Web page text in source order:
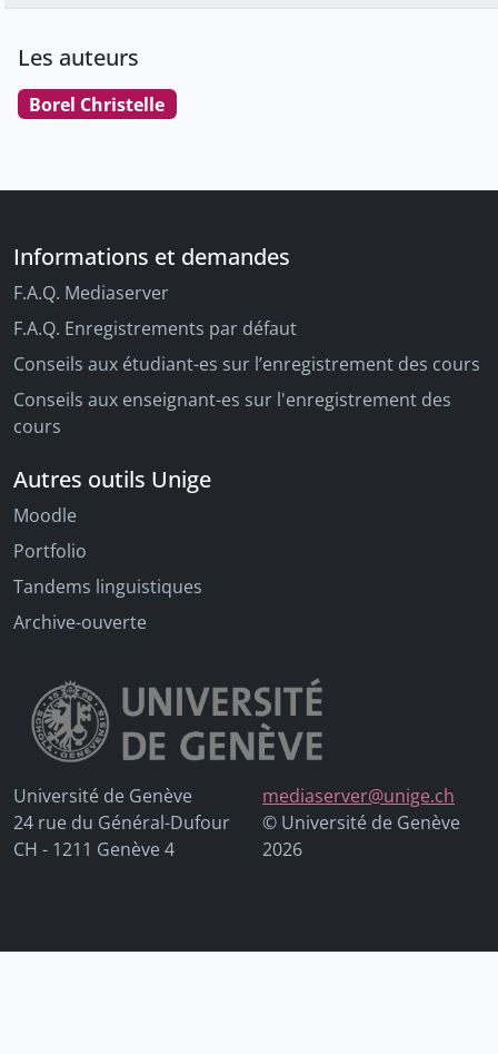
Les auteurs
Borel Christelle
Informations et demandes
F.A.Q. Mediaserver
F.A.Q. Enregistrements par défaut
Conseils aux étudiant-es sur l’enregistrement des cours
Conseils aux enseignant-es sur l'enregistrement des
cours
Autres outils Unige
Moodle
Portfolio
Tandems linguistiques
Archive-ouverte
Université de Genève
24 rue du Général-Dufour
CH - 1211 Genève 4
mediaserver@unige.ch
© Université de Genève
2026